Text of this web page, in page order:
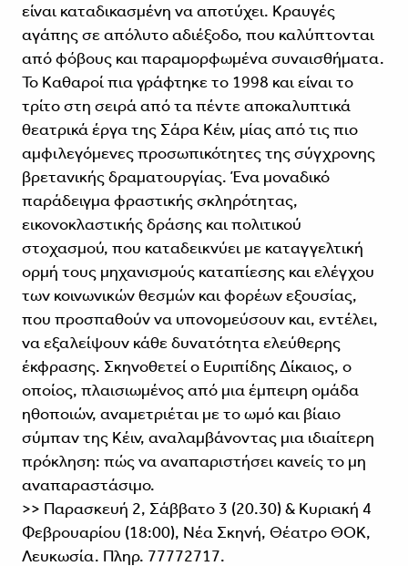
είναι καταδικασμένη να αποτύχει. Κραυγές
αγάπης σε απόλυτο αδιέξοδο, που καλύπτονται
από φόβους και παραμορφωμένα συναισθήματα.
Το Καθαροί πια γράφτηκε το 1998 και είναι το
τρίτο στη σειρά από τα πέντε αποκαλυπτικά
θεατρικά έργα της Σάρα Κέιν, μίας από τις πιο
αμφιλεγόμενες προσωπικότητες της σύγχρονης
βρετανικής δραματουργίας. Ένα μοναδικό
παράδειγμα φραστικής σκληρότητας,
εικονοκλαστικής δράσης και πολιτικού
στοχασμού, που καταδεικνύει με καταγγελτική
ορμή τους μηχανισμούς καταπίεσης και ελέγχου
των κοινωνικών θεσμών και φορέων εξουσίας,
που προσπαθούν να υπονομεύσουν και, εντέλει,
να εξαλείψουν κάθε δυνατότητα ελεύθερης
έκφρασης. Σκηνοθετεί ο Ευριπίδης Δίκαιος, ο
οποίος, πλαισιωμένος από μια έμπειρη ομάδα
ηθοποιών, αναμετριέται με το ωμό και βίαιο
σύμπαν της Κέιν, αναλαμβάνοντας μια ιδιαίτερη
πρόκληση: πώς να αναπαριστήσει κανείς το μη
αναπαραστάσιμο.
>> Παρασκευή 2, Σάββατο 3 (20.30) & Κυριακή 4
Φεβρουαρίου (18:00), Νέα Σκηνή, Θέατρο ΘΟΚ,
Λευκωσία. Πληρ. 77772717.